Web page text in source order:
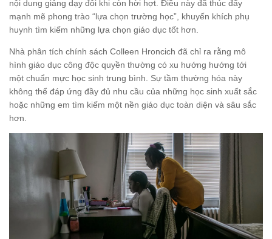
nội dung giảng dạy đôi khi còn hời hợt. Điều này đã thúc đẩy
mạnh mẽ phong trào “lựa chọn trường học”, khuyến khích phụ
huynh tìm kiếm những lựa chọn giáo dục tốt hơn.
Nhà phân tích chính sách Colleen Hroncich đã chỉ ra rằng mô
hình giáo dục công độc quyền thường có xu hướng hướng tới
một chuẩn mực học sinh trung bình. Sự tầm thường hóa này
không thể đáp ứng đầy đủ nhu cầu của những học sinh xuất sắc
hoặc những em tìm kiếm một nền giáo dục toàn diện và sâu sắc
hơn.